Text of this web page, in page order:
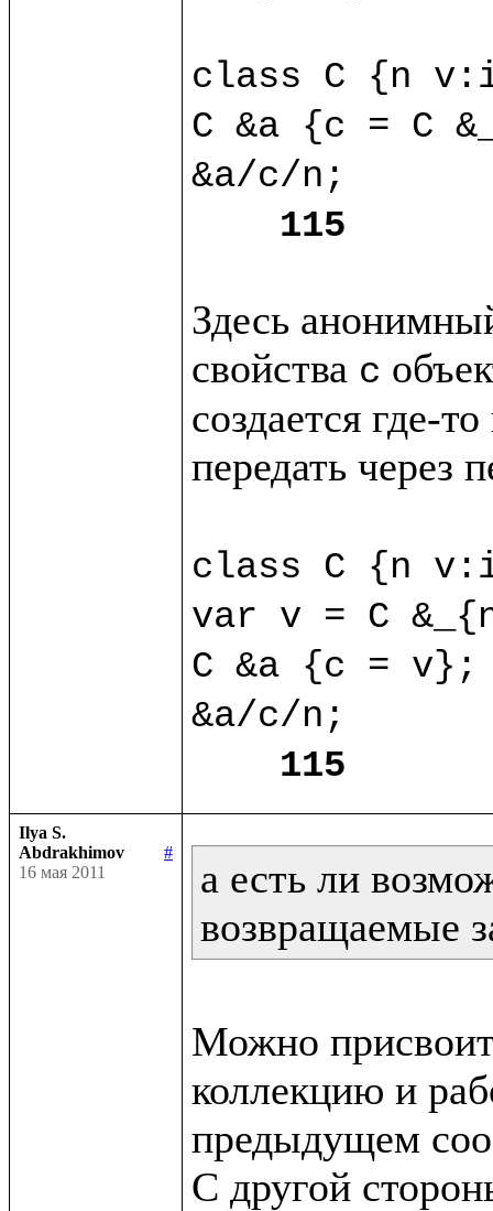
class C {n
C &a {c = C
&a/c/n;
115
Здесь
свойства c
создается где-
передать через
class C {n
var v = C
C &a {c = v};
&a/c/n;
115
Ilya S.
Abdrakhimov
#
16 мая 2011
а есть ли
возвращаемые
Можно
коллекцию и
предыдущем
С другой